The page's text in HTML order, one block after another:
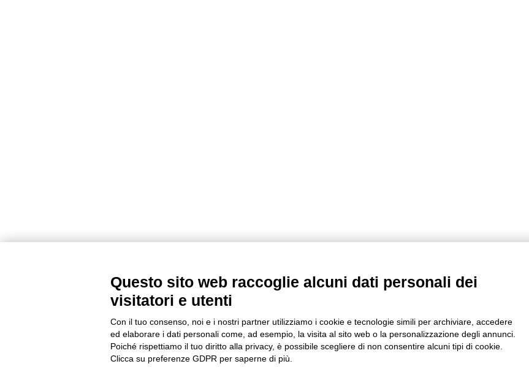
Questo sito web raccoglie alcuni dati personali dei
visitatori e utenti
Con il tuo consenso, noi e i nostri partner utilizziamo i cookie e tecnologie simili per archiviare, accedere
ed elaborare i dati personali come, ad esempio, la visita al sito web o la personalizzazione degli annunci.
Poiché rispettiamo il tuo diritto alla privacy, è possibile scegliere di non consentire alcuni tipi di cookie.
Clicca su preferenze GDPR per saperne di più.